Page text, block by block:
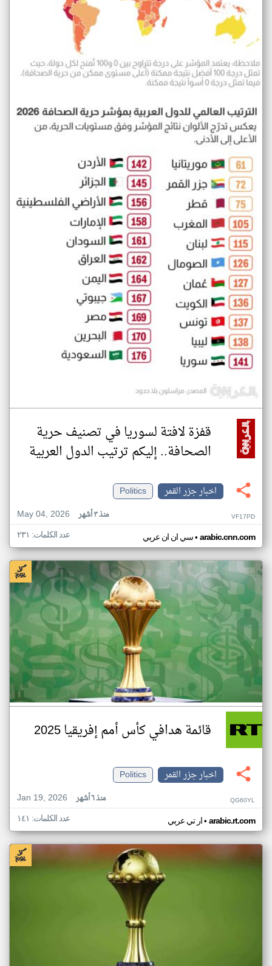
قفزة لافتة لسوريا في تصنيف حرية
الصحافة.. إليكم ترتيب الدول العربية
اخبار جزر القمر
Politics
May 04, 2026
منذ ٣ أشهر VF17PD
سي ان ان عربي• arabic.cnn.com عدد الكلمات: ٢٣١
قائمة هدافي كأس أمم إفريقيا 2025
اخبار جزر القمر
Politics
Jan 19, 2026
منذ ٦ أشهر QG60YL
ار تي عربي• arabic.rt.com عدد الكلمات: ١٤١